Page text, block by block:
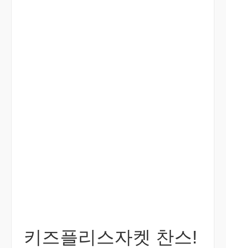
키즈플리스자켓 찬스!